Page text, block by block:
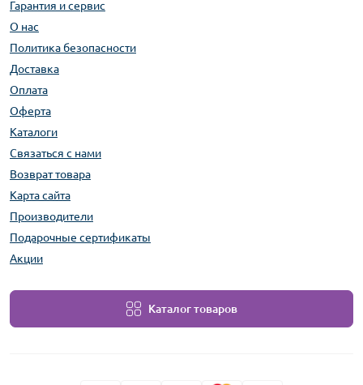
Гарантия и сервис
О нас
Политика безопасности
Доставка
Оплата
Оферта
Каталоги
Связаться с нами
Возврат товара
Карта сайта
Производители
Подарочные сертификаты
Акции
Каталог товаров